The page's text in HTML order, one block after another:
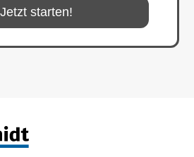
Jetzt starten!